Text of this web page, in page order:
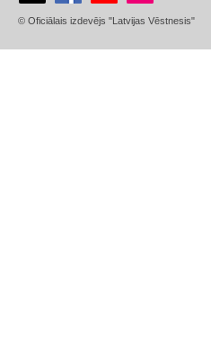
© Oficiālais izdevējs "Latvijas Vēstnesis"